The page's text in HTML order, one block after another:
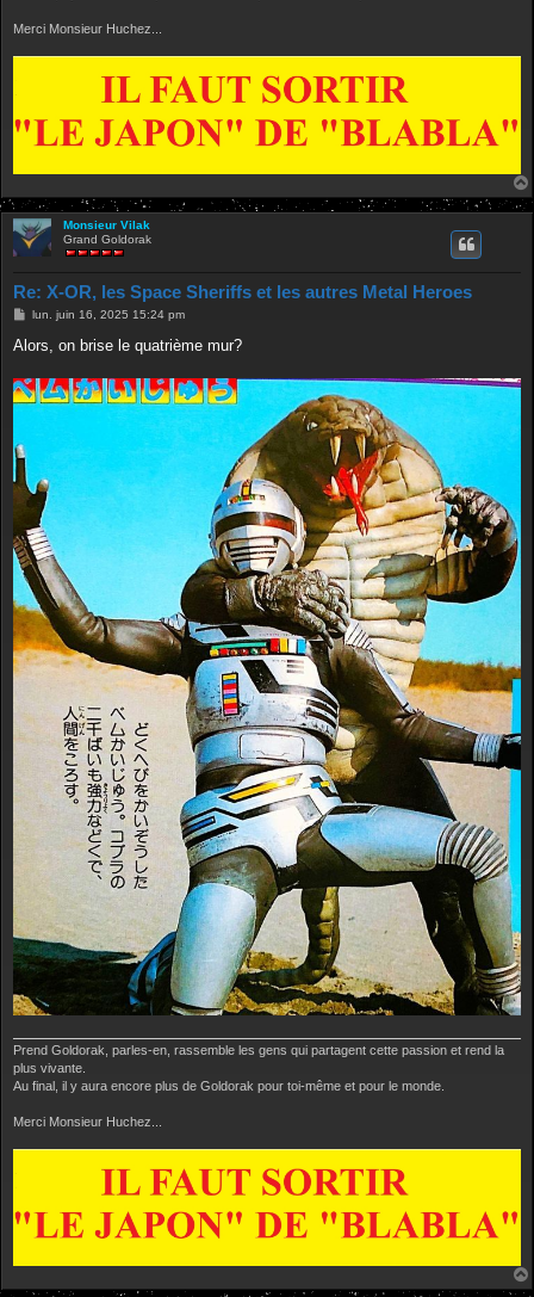
Merci Monsieur Huchez...
Monsieur Vilak
Grand Goldorak
Re: X-OR, les Space Sheriffs et les autres Metal Heroes
M
s
g
e
lun. juin 16, 2025 15:24 pm
Alors, on brise le quatrième mur?
Prend Goldorak, parles-en, rassemble les gens qui partagent cette passion et rend la
plus vivante.
Au final, il y aura encore plus de Goldorak pour toi-même et pour le monde.
Merci Monsieur Huchez...